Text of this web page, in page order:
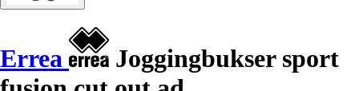
Errea
Joggingbukser sport